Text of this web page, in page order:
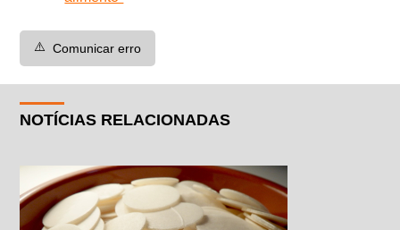
⚠️ Comunicar erro
NOTÍCIAS RELACIONADAS